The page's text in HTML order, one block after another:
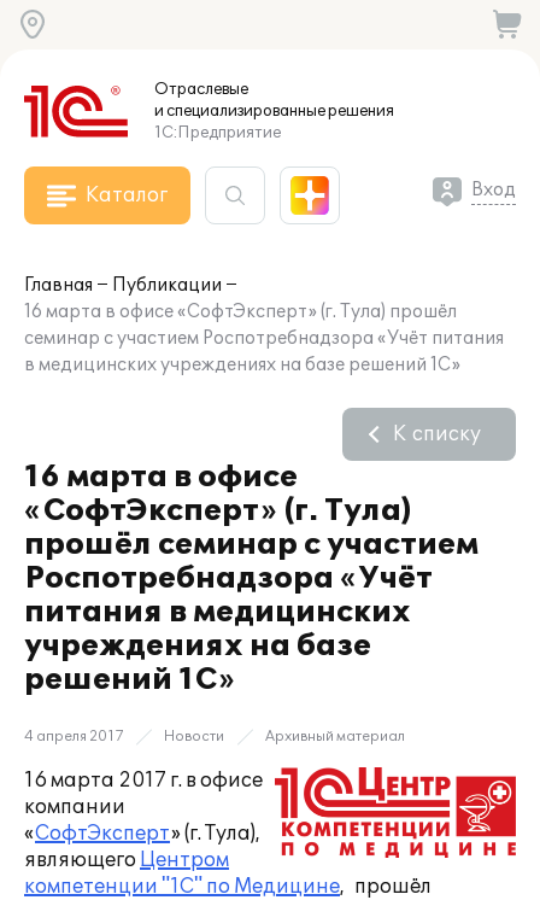
Отраслевые
и специализированныерешения
1С:Предприятие
Каталог Вход
Главная
Публикации
16 марта в офисе «СофтЭксперт» (г. Тула) прошёл
семинар с участием Роспотребнадзора «Учёт питания
в медицинских учреждениях на базе решений 1С»
16 марта в офисе
«СофтЭксперт» (г. Тула)
прошёл семинар с участием
Роспотребнадзора «Учёт
питания в медицинских
учреждениях на базе
решений 1С»
К списку
4 апреля 2017 Новости Архивный материал
16 марта 2017 г. в офисе
компании
«СофтЭксперт» (г. Тула),
являющего Центром
компетенции "1С" по Медицине, прошёл